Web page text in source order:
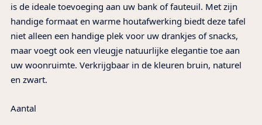
is de ideale toevoeging aan uw bank of fauteuil. Met zijn
handige formaat en warme houtafwerking biedt deze tafel
niet alleen een handige plek voor uw drankjes of snacks,
maar voegt ook een vleugje natuurlijke elegantie toe aan
uw woonruimte. Verkrijgbaar in de kleuren bruin, naturel
en zwart.
Aantal